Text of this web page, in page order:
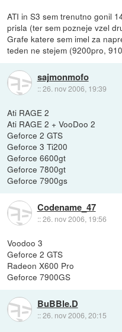
ATI in S3 sem trenutno gonil
prisla (ter sem pozneje vzel
Grafe katere sem imel za
teden ne stejem (9200pro,
sajmonmofo
::26. nov 2006, 19:39
Ati RAGE 2
Ati RAGE 2 + VooDoo 2
Geforce 2 GTS
Geforce 3 Ti200
Geforce 6600gt
Geforce 7800gt
Geforce 7900gs
Codename_47
::26. nov 2006, 19:56
Voodoo 3
Geforce 2 GTS
Radeon X600 Pro
Geforce 7900GS
BuBBle.D
::26. nov 2006, 20:15